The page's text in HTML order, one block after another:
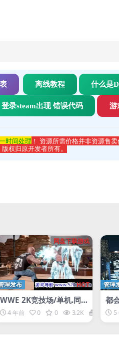
离线教程 什么是
登录steam出现 错误代码 游
时间处理 ！ 资源所需价格并非资源售卖
权归原开发者所有。
网盘下载游戏
HOT
理发布
WWE 2K竞技场/单机.同
屏多人
4 年前 0 0 3.2K
管理
都
5